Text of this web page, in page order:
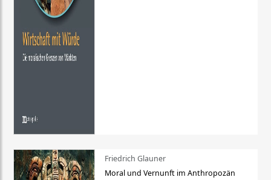
Friedrich Glauner
Moral und Vernunft im Anthropozän